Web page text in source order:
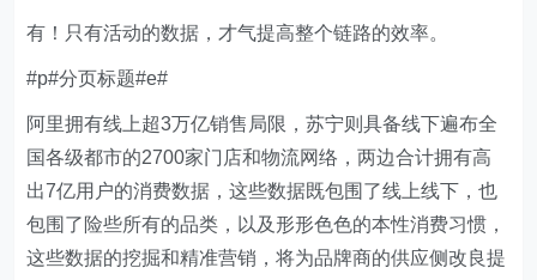
有！只有活动的数据，才气提高整个链路的效率。
#p#分页标题#e#
阿里拥有线上超3万亿销售局限，苏宁则具备线下遍布全
国各级都市的2700家门店和物流网络，两边合计拥有高
出7亿用户的消费数据，这些数据既包围了线上线下，也
包围了险些所有的品类，以及形形色色的本性消费习惯，
这些数据的挖掘和精准营销，将为品牌商的供应侧改良提